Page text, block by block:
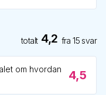
totalt 4,2 fra15 svar
om hvordan
4,5